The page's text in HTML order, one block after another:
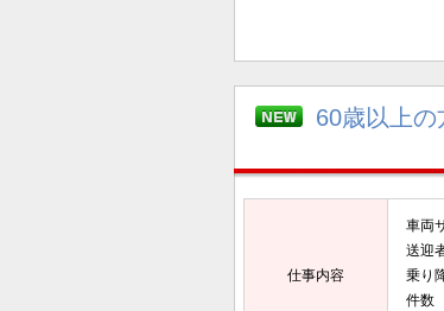
60歳以上の
仕事内容
車
送
乗
件